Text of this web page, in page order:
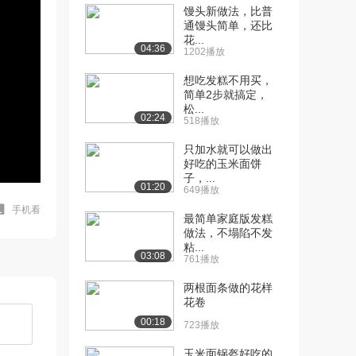
手机看
04:36
馒头新做法，比普
通馒头简单，还比
花...
1202播放
02:24
想吃发糕不用买，
简单2步就搞定，
松...
518播放
01:20
只加水就可以做出
好吃的玉米面饼
子，...
649播放
03:08
最简单家庭版发糕
做法，不塌陷不发
粘...
761播放
00:18
两根面条做的花样
花卷
723播放